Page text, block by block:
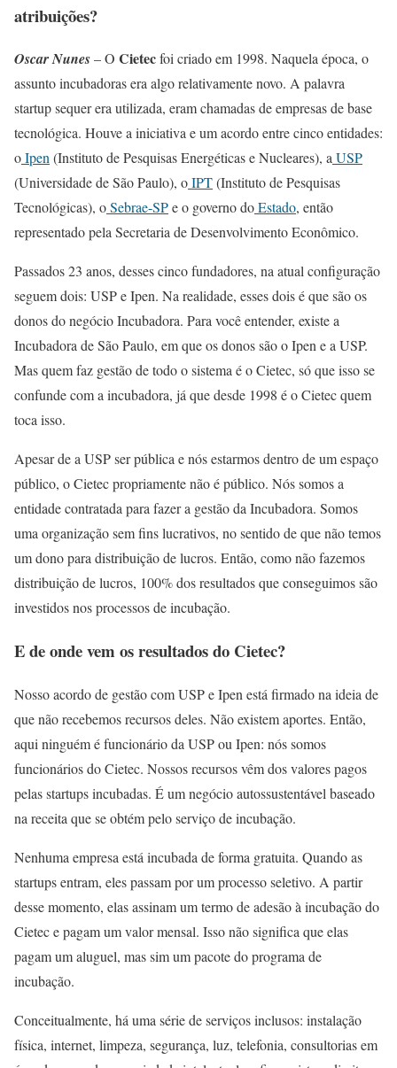
atribuições?
Oscar Nunes– O Cietecfoi criado em 1998. Naquela época, o
assunto incubadoras era algo relativamente novo. A palavra
startup sequer era utilizada, eram chamadas de empresas de base
tecnológica. Houve a iniciativa e um acordo entre cinco entidades:
oIpen(Instituto de Pesquisas Energéticas e Nucleares), aUSP
(Universidade de São Paulo), oIPT(Instituto de Pesquisas
Tecnológicas), oSebrae-SPe o governo doEstado, então
representado pela Secretaria de Desenvolvimento Econômico.
Passados 23 anos, desses cinco fundadores, na atual configuração
seguem dois: USP e Ipen. Na realidade, esses dois é que são os
donos do negócio Incubadora. Para você entender, existe a
Incubadora de São Paulo, em que os donos são o Ipen e a USP.
Mas quem faz gestão de todo o sistema é o Cietec, só que isso se
confunde com a incubadora, já que desde 1998 é o Cietec quem
toca isso.
Apesar de a USP ser pública e nós estarmos dentro de um espaço
público, o Cietec propriamente não é público. Nós somos a
entidade contratada para fazer a gestão da Incubadora. Somos
uma organização sem fins lucrativos, no sentido de que não temos
um dono para distribuição de lucros. Então, como não fazemos
distribuição de lucros, 100% dos resultados que conseguimos são
investidos nos processos de incubação.
E de onde vem os resultados do Cietec?
Nosso acordo de gestão com USP e Ipen está firmado na ideia de
que não recebemos recursos deles. Não existem aportes. Então,
aqui ninguém é funcionário da USP ou Ipen: nós somos
funcionários do Cietec. Nossos recursos vêm dos valores pagos
pelas startups incubadas. É um negócio autossustentável baseado
na receita que se obtém pelo serviço de incubação.
Nenhuma empresa está incubada de forma gratuita. Quando as
startups entram, eles passam por um processo seletivo. A partir
desse momento, elas assinam um termo de adesão à incubação do
Cietec e pagam um valor mensal. Isso não significa que elas
pagam um aluguel, mas sim um pacote do programa de
incubação.
Conceitualmente, há uma série de serviços inclusos: instalação
física, internet, limpeza, segurança, luz, telefonia, consultorias em